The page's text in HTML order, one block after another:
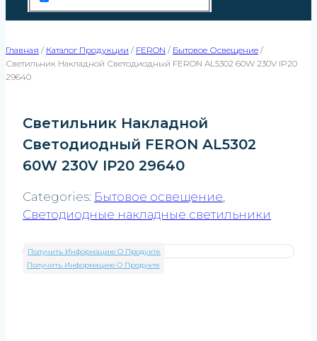
Главная / Каталог Продукции / FERON / Бытовое Освещение /
Светильник Накладной Светодиодный FERON AL5302 60W 230V IP20
29640
Светильник Накладной
Светодиодный FERON AL5302
60W 230V IP20 29640
Categories: Бытовое освещение
Светодиодные накладные светильники
Получить Информацию О Продукте
Получить Информацию О Продукте